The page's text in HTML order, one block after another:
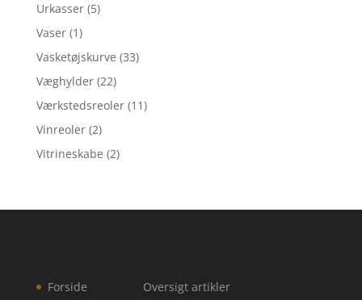
Urkasser (5)
Vaser (1)
Vasketøjskurve (33)
Væghylder (22)
Værkstedsreoler (11)
Vinreoler (2)
Vitrineskabe (2)
Forside
Oversigt artikler